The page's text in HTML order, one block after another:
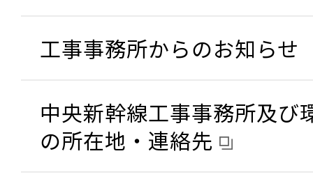
工事事務所からのお知らせ
中央新幹線工事事務所及び
の所在地・連絡先